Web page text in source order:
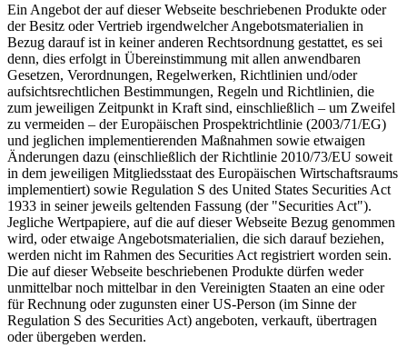
Ein Angebot der auf dieser Webseite beschriebenen Produkte oder
der Besitz oder Vertrieb irgendwelcher Angebotsmaterialien in
Bezug darauf ist in keiner anderen Rechtsordnung gestattet, es sei
denn, dies erfolgt in Übereinstimmung mit allen anwendbaren
Gesetzen, Verordnungen, Regelwerken, Richtlinien und/oder
aufsichtsrechtlichen Bestimmungen, Regeln und Richtlinien, die
zum jeweiligen Zeitpunkt in Kraft sind, einschließlich – um Zweifel
zu vermeiden – der Europäischen Prospektrichtlinie (2003/71/EG)
und jeglichen implementierenden Maßnahmen sowie etwaigen
Änderungen dazu (einschließlich der Richtlinie 2010/73/EU soweit
in dem jeweiligen Mitgliedsstaat des Europäischen Wirtschaftsraums
implementiert) sowie Regulation S des United States Securities Act
1933 in seiner jeweils geltenden Fassung (der "Securities Act").
Jegliche Wertpapiere, auf die auf dieser Webseite Bezug genommen
wird, oder etwaige Angebotsmaterialien, die sich darauf beziehen,
werden nicht im Rahmen des Securities Act registriert worden sein.
Die auf dieser Webseite beschriebenen Produkte dürfen weder
unmittelbar noch mittelbar in den Vereinigten Staaten an eine oder
für Rechnung oder zugunsten einer US-Person (im Sinne der
Regulation S des Securities Act) angeboten, verkauft, übertragen
oder übergeben werden.